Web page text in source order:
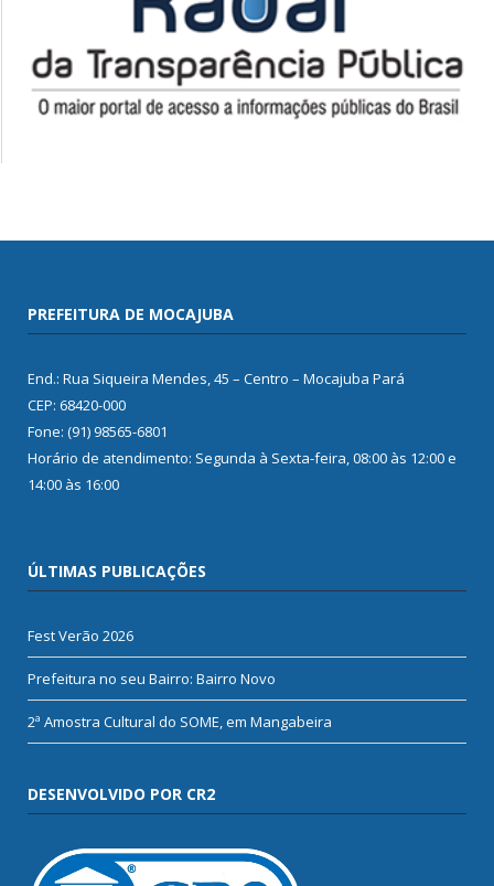
PREFEITURA DE MOCAJUBA
End.: Rua Siqueira Mendes, 45 – Centro – Mocajuba Pará
CEP: 68420-000
Fone: (91) 98565-6801
Horário de atendimento: Segunda à Sexta-feira, 08:00 às 12:00 e
14:00 às 16:00
ÚLTIMAS PUBLICAÇÕES
Fest Verão 2026
Prefeitura no seu Bairro: Bairro Novo
2ª Amostra Cultural do SOME, em Mangabeira
DESENVOLVIDO POR CR2